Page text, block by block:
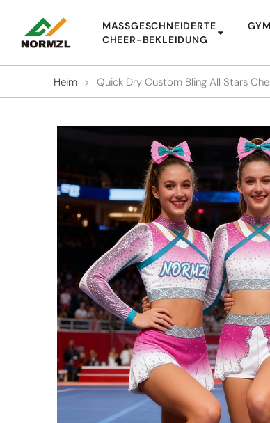
MASSGESCHNEIDERTE C
HEER-BEKLEIDUNG
Heim > Quick Dry Custom Bling All Stars